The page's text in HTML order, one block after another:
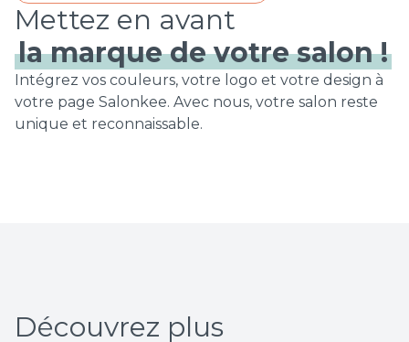
la marque de votre salon !
Intégrez vos couleurs, votre logo et votre design à
votre page Salonkee. Avec nous, votre salon reste
unique et reconnaissable.